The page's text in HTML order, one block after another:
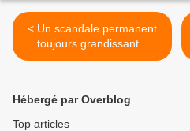
< Un scandale permanent
toujours grandissant...
Hébergé par Overblog
Top articles